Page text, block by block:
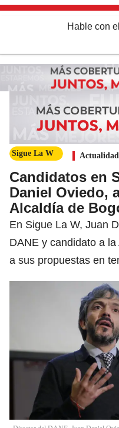
Hable con el
Sigue La W Actualidad
Candidatos en
Daniel Oviedo,
Alcaldía de
En Sigue La W, Juan
DANE y candidato a
a sus propuestas en